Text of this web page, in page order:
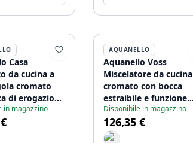
Casa
da cucina a
cromato
di erogazione
1425-CS
in magazzino
AQUANELLO
Aquanello Voss
Miscelatore da cucina
cromato con bocca
estraibile e funzione
doccia CR-7200-VS
Disponibile in magazzino
126,35 €